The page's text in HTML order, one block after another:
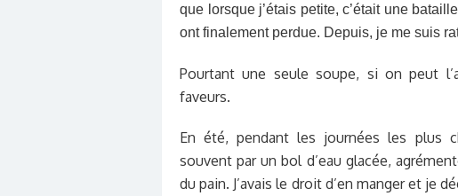
que lorsque j’étais petite, c’était une
ont finalement perdue. Depuis, je me suis
Pourtant une seule soupe, si on peut
faveurs.
En été, pendant les journées les plus
souvent par un bol d’eau glacée,
du pain. J’avais le droit d’en manger et je